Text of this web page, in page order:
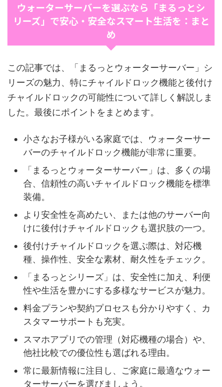
ウォーターサーバーを選ぶなら「まるっとシ
リーズ」で安心・安全なスマート生活を：まと
め
この記事では、「まるっとウォーターサーバー」シ
リーズの魅力、特にチャイルドロック機能と後付け
チャイルドロックの可能性について詳しく解説しま
した。最後にポイントをまとめます。
小さなお子様がいる家庭では、ウォーターサー
バーのチャイルドロック機能が非常に重要。
「まるっとウォーターサーバー」は、多くの場
合、信頼性の高いチャイルドロック機能を標準
装備。
より安全性を高めたい、または他のサーバー向
けに後付けチャイルドロックも選択肢の一つ。
後付けチャイルドロックを選ぶ際は、対応機
種、操作性、安全な素材、耐久性をチェック。
「まるっとシリーズ」は、安全性に加え、利便
性や生活を豊かにする多様なサービスが魅力。
料金プランや契約プロセスも分かりやすく、カ
スタマーサポートも充実。
スマホアプリでの管理（対応機種の場合）や、
他社比較での優位性も選ばれる理由。
常に最新情報に注目し、ご家庭に最適なウォー
ターサーバーを選びましょう。